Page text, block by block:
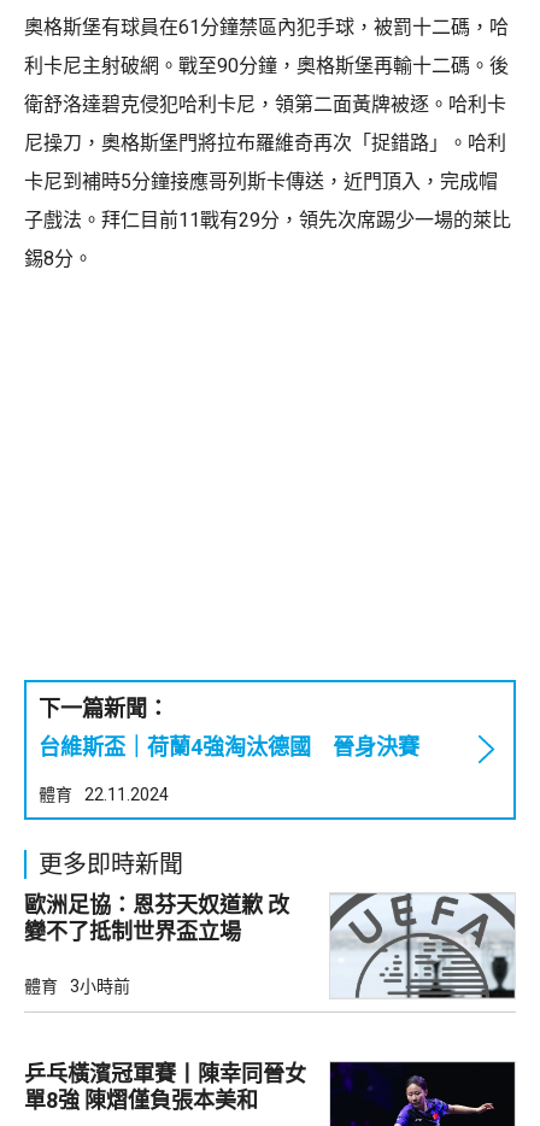
奧格斯堡有球員在61分鐘禁區內犯手球，被罰十二碼，哈
利卡尼主射破網。戰至90分鐘，奧格斯堡再輸十二碼。後
衛舒洛達碧克侵犯哈利卡尼，領第二面黃牌被逐。哈利卡
尼操刀，奧格斯堡門將拉布羅維奇再次「捉錯路」。哈利
卡尼到補時5分鐘接應哥列斯卡傳送，近門頂入，完成帽
子戲法。拜仁目前11戰有29分，領先次席踢少一場的萊比
錫8分。
下一篇新聞：
台維斯盃｜荷蘭4強淘汰德國 晉身決賽
體育 22.11.2024
更多即時新聞
歐洲足協：恩芬天奴道歉 改
變不了抵制世界盃立場
體育 3小時前
乒乓橫濱冠軍賽丨陳幸同晉女
單8強 陳熠僅負張本美和